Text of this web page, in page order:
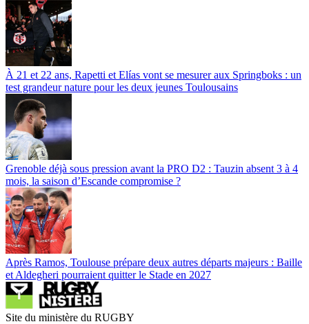
À 21 et 22 ans, Rapetti et Elías vont se mesurer aux Springboks : un
test grandeur nature pour les deux jeunes Toulousains
Grenoble déjà sous pression avant la PRO D2 : Tauzin absent 3 à 4
mois, la saison d’Escande compromise ?
Après Ramos, Toulouse prépare deux autres départs majeurs : Baille
et Aldegheri pourraient quitter le Stade en 2027
Site du ministère du RUGBY